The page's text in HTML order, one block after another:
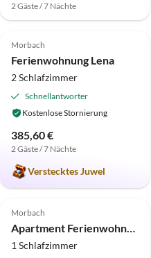
2 Gäste / 7 Nächte
5.0 (1)
Morbach
Ferienwohnung Lena
2 Schlafzimmer
Schnellantworter
Kostenlose Stornierung
385,60 €
2 Gäste / 7 Nächte
Verstecktes Juwel
Morbach
Apartment Ferienwohnung Kleeblatt
1 Schlafzimmer